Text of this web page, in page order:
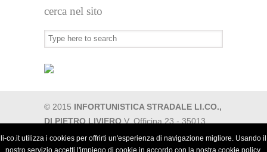
cerca nel sito
© 2015 INFORTUNISTICA STRADALE LI.CO.,
DI PIETRO LIVIERO V. Officina 23 - 35013
Cittadella (PD) tel. 049 5974558, 333 6766215
fax. 049 5974558 - P.IVA 02639280284
li-co.it utilizza i cookies per offrirti un'esperienza di navigazione migliore. Usando il
nostro servizio accetti l'impiego di cookie in accordo con la nostra cookie policy.